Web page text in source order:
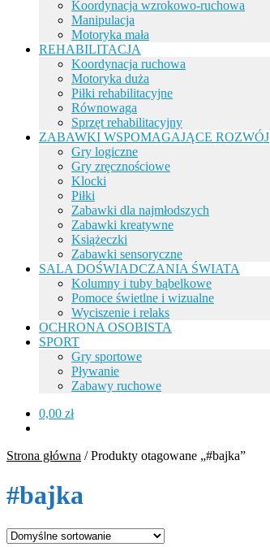
Koordynacja wzrokowo-ruchowa
Manipulacja
Motoryka mała
REHABILITACJA
Koordynacja ruchowa
Motoryka duża
Piłki rehabilitacyjne
Równowaga
Sprzęt rehabilitacyjny
ZABAWKI WSPOMAGAJĄCE ROZWÓJ
Gry logiczne
Gry zręcznościowe
Klocki
Piłki
Zabawki dla najmłodszych
Zabawki kreatywne
Książeczki
Zabawki sensoryczne
SALA DOŚWIADCZANIA ŚWIATA
Kolumny i tuby bąbelkowe
Pomoce świetlne i wizualne
Wyciszenie i relaks
OCHRONA OSOBISTA
SPORT
Gry sportowe
Pływanie
Zabawy ruchowe
0,00 zł
Strona główna /Produkty otagowane „#bajka”
#bajka